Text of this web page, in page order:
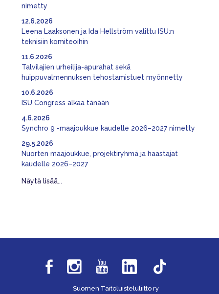
nimetty
Leena Laaksonen ja Ida Hellström valittu ISU:n
teknisiin komiteoihin
12.6.2026
Talvilajien urheilija-apurahat sekä
huippuvalmennuksen tehostamistuet myönnetty
11.6.2026
ISU Congress alkaa tänään
10.6.2026
Synchro 9 -maajoukkue kaudelle 2026–2027 nimetty
4.6.2026
Nuorten maajoukkue, projektiryhmä ja haastajat
kaudelle 2026–2027
29.5.2026
Näytä lisää...
Suomen Taitoluisteluliitto ry